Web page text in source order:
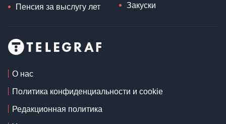
Пенсия за выслугу лет Закуски
О нас
Политика конфиденциальности и cookie
Редакционная политика